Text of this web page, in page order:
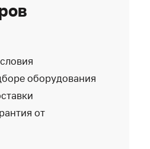
оборудования
от